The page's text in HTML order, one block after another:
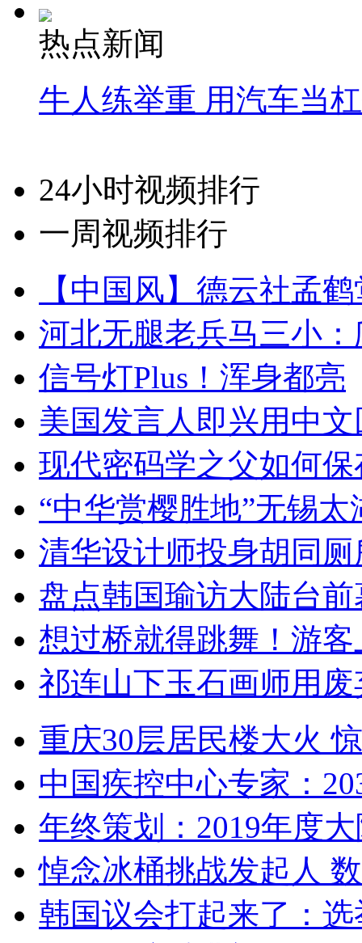
热点新闻
牛人练举重 用汽车当
24小时视频排行
一周视频排行
【中国风】德云社孟
河北无腿老兵马三小
信号灯Plus！浑身都亮
美国发言人即兴用中
现代密码学之父如何
“中华赏樱胜地”无锡
清华设计师投身胡同
盘点韩国瑜访大陆台
想过桥就得跳舞！游客
祁连山下玉石画师用
重庆30层居民楼大火
中国疾控中心专家：
年终策划：2019年度
悼念冰桶挑战发起人
韩国议会打起来了：